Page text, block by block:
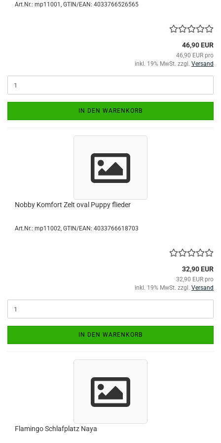
Art.Nr.: mp11001 GTIN/EAN: 4033766526565
46,90 EUR
46,90 EUR pro
inkl. 19% MwSt. zzgl. Versand
IN DEN WARENKORB
Nobby Komfort Zelt oval Puppy flieder
Art.Nr.: mp11002 GTIN/EAN: 4033766618703
32,90 EUR
32,90 EUR pro
inkl. 19% MwSt. zzgl. Versand
IN DEN WARENKORB
Flamingo Schlafplatz Naya